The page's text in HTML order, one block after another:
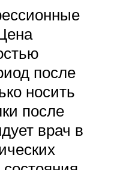
после
носить
после
врач в